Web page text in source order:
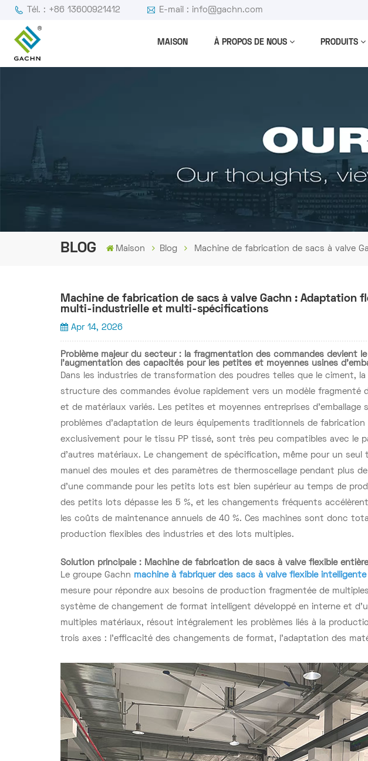
Tél. : +86 13600921412 E-mail : info@gachn.com
MAISON À PROPOS DE NOUS PRODUITS
BLOG Maison Blog Machine de fabrication de sacs à valve
Machine de fabrication de sacs à valve Gachn : Adaptation
multi-industrielle et multi-spécifications
Apr 14, 2026
Problème majeur du secteur : la fragmentation des commandes devient
l’augmentation des capacités pour les petites et moyennes usines
Dans les industries de transformation des poudres telles que le ciment,
structure des commandes évolue rapidement vers un modèle
et de matériaux variés. Les petites et moyennes entreprises d'emballage
problèmes d'adaptation de leurs équipements traditionnels de fabrication
exclusivement pour le tissu PP tissé, sont très peu compatibles avec le
d'autres matériaux. Le changement de spécification, même pour un seul
manuel des moules et des paramètres de thermoscellage pendant plus
d'une commande pour les petits lots est bien supérieur au temps de
des petits lots dépasse les 5 %, et les changements fréquents
les coûts de maintenance annuels de 40 %. Ces machines sont donc
production flexibles des industries et des lots multiples.
Solution principale : Machine de fabrication de sacs à valve flexible
Le groupe Gachn machine à fabriquer des sacs à valve flexible
mesure pour répondre aux besoins de production fragmentée de
système de changement de format intelligent développé en interne et
multiples matériaux, résout intégralement les problèmes liés à la
trois axes : l'efficacité des changements de format, l'adaptation des